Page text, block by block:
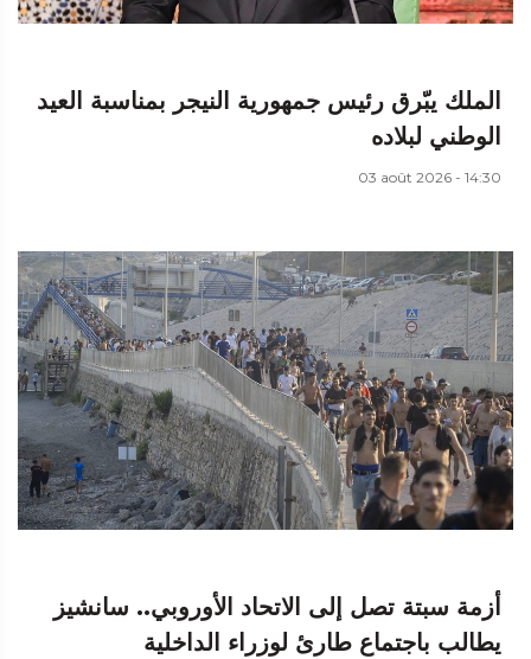
الملك يبّرق رئيس جمهورية النيجر بمناسبة العيد
الوطني لبلاده
03 août 2026 - 14:30
أزمة سبتة تصل إلى الاتحاد الأوروبي.. سانشيز
يطالب باجتماع طارئ لوزراء الداخلية